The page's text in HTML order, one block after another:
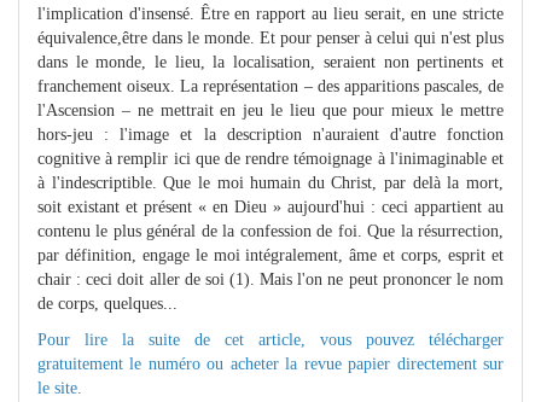
l'implication d'insensé. Être en rapport au lieu serait, en une stricte
équivalence,être dans le monde. Et pour penser à celui qui n'est plus
dans le monde, le lieu, la localisation, seraient non pertinents et
franchement oiseux. La représentation – des apparitions pascales, de
l'Ascension – ne mettrait en jeu le lieu que pour mieux le mettre
hors-jeu : l'image et la description n'auraient d'autre fonction
cognitive à remplir ici que de rendre témoignage à l'inimaginable et
à l'indescriptible. Que le moi humain du Christ, par delà la mort,
soit existant et présent « en Dieu » aujourd'hui : ceci appartient au
contenu le plus général de la confession de foi. Que la résurrection,
par définition, engage le moi intégralement, âme et corps, esprit et
chair : ceci doit aller de soi (1). Mais l'on ne peut prononcer le nom
de corps, quelques...
Pour lire la suite de cet article, vous pouvez télécharger
gratuitement le numéro ou acheter la revue papier directement sur
le site.